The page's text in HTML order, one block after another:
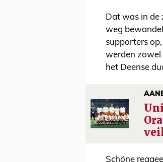
Dat was in de
weg
supporters
werden zowel
het Deense
Schöne